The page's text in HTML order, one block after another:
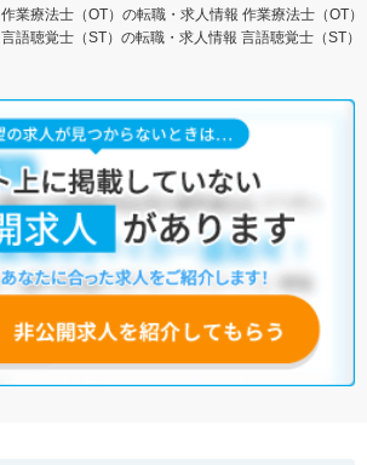
作業療法士（OT）の転職・求人情報 作業療法士（OT
言語聴覚士（ST）の転職・求人情報 言語聴覚士（ST）